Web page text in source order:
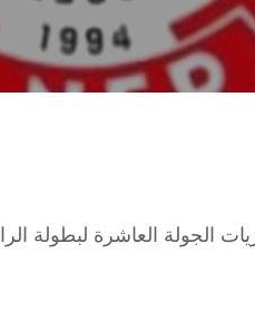
من مباريات الجولة العاشرة